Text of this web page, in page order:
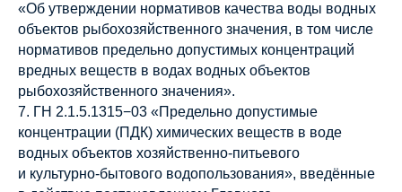
«Об утверждении нормативов качества воды водных
объектов рыбохозяйственного значения, в том числе
нормативов предельно допустимых концентраций
вредных веществ в водах водных объектов
рыбохозяйственного значения».
7. ГН 2.1.5.1315−03 «Предельно допустимые
концентрации (ПДК) химических веществ в воде
водных объектов хозяйственно-питьевого
и культурно-бытового водопользования», введённые